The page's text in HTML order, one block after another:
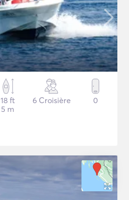
18 ft
5 m
6 Croisière 0